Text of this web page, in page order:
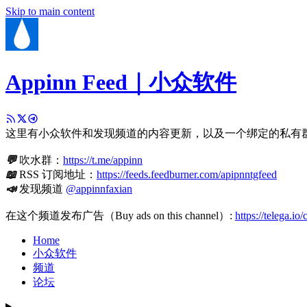
Skip to main content
Appinn Feed｜小众软件
这里有小众软件和发现频道的内容更新，以及一个绑定的私有
💬吹水群： https://t.me/appinn
📖RSS 订阅地址： https://feeds.feedburner.com/apipnntgfeed
📣发现频道 @appinnfaxian
在这个频道发布广告（Buy ads on this channel）: https://telega.io/
Home
小众软件
频道
论坛